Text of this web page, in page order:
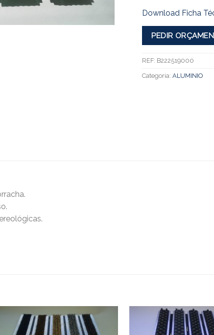
Download Ficha
PEDIR
REF: B222519000
Categoria: ALUMINIO